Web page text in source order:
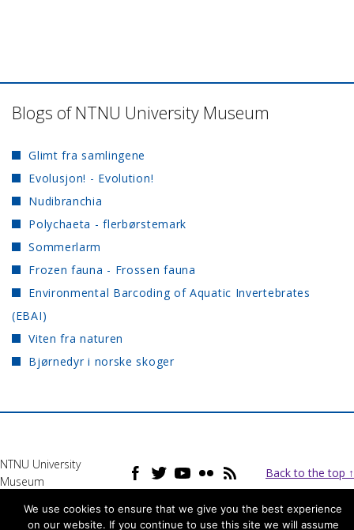
Blogs of NTNU University Museum
Glimt fra samlingene
Evolusjon! - Evolution!
Nudibranchia
Polychaeta - flerbørstemark
Sommerlarm
Frozen fauna - Frossen fauna
Environmental Barcoding of Aquatic Invertebrates
(EBAI)
Viten fra naturen
Bjørnedyr i norske skoger
NTNU University
Museum
Back to the top ↑
We use cookies to ensure that we give you the best experience
on our website. If you continue to use this site we will assume